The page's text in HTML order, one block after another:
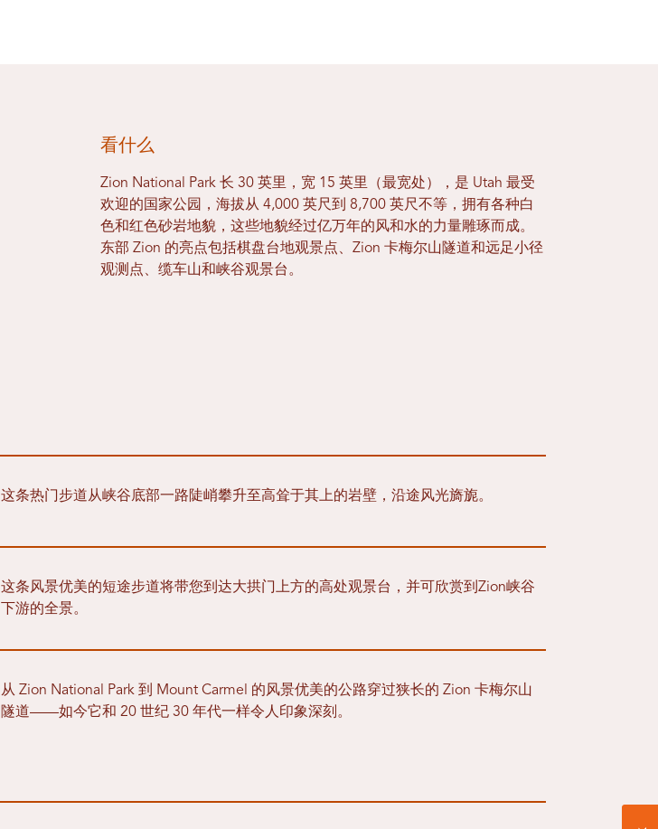
看什么
Zion National Park 长 30 英里，宽 15 英里（最宽处），是 Utah 最受
欢迎的国家公园，海拔从 4,000 英尺到 8,700 英尺不等，拥有各种白
色和红色砂岩地貌，这些地貌经过亿万年的风和水的力量雕琢而成。
东部 Zion 的亮点包括棋盘台地观景点、Zion 卡梅尔山隧道和远足小径
观测点、缆车山和峡谷观景台。
这条热门步道从峡谷底部一路陡峭攀升至高耸于其上的岩壁，沿途风光旖旎。
这条风景优美的短途步道将带您到达大拱门上方的高处观景台，并可欣赏到Zion峡谷
下游的全景。
从 Zion National Park 到 Mount Carmel 的风景优美的公路穿过狭长的 Zion 卡梅尔山
隧道——如今它和 20 世纪 30 年代一样令人印象深刻。